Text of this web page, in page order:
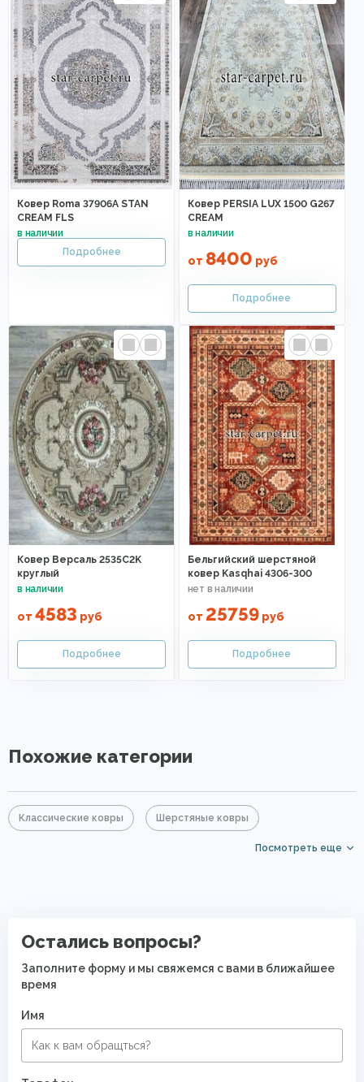
Ковер Roma 37906A STAN
CREAM FLS
Ковер PERSIA LUX 1500 G267
CREAM
от 8400 руб
Ковер Версаль 2535C2K
круглый
от 4583 руб
Бельгийский шерстяной
ковер Kasqhai 4306-300
от 25759руб
Похожие категории
Классические ковры Шерстяные ковры
Современные ковры в спальню
Посмотреть еще
Остались вопросы?
Заполните форму и мы свяжемся с вами в ближайшее
время
Имя